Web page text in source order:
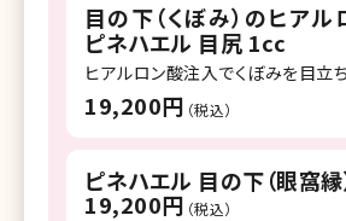
目の下（くぼみ）のヒア
ピネハエル 目尻 1cc
ヒアルロン酸注入でくぼみを目立ち
19,200円 （税込）
ピネハエル 目の下（眼窩縁
19,200円 （税込）